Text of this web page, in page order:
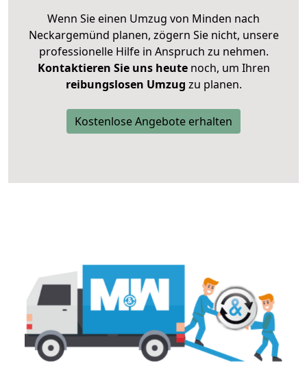
Wenn Sie einen Umzug von Minden nach
Neckargemünd planen, zögern Sie nicht, unsere
professionelle Hilfe in Anspruch zu nehmen.
Kontaktieren Sie uns heutenoch, um Ihren
reibungslosen Umzug zu planen.
Kostenlose Angebote erhalten